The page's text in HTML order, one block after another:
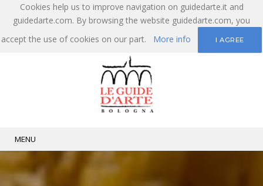
Cookies help us to improve navigation on guidedarte.it and
guidedarte.com. By browsing the website guidedarte.com, you
accept the use of cookies on our part. More info I AGREE
MENU